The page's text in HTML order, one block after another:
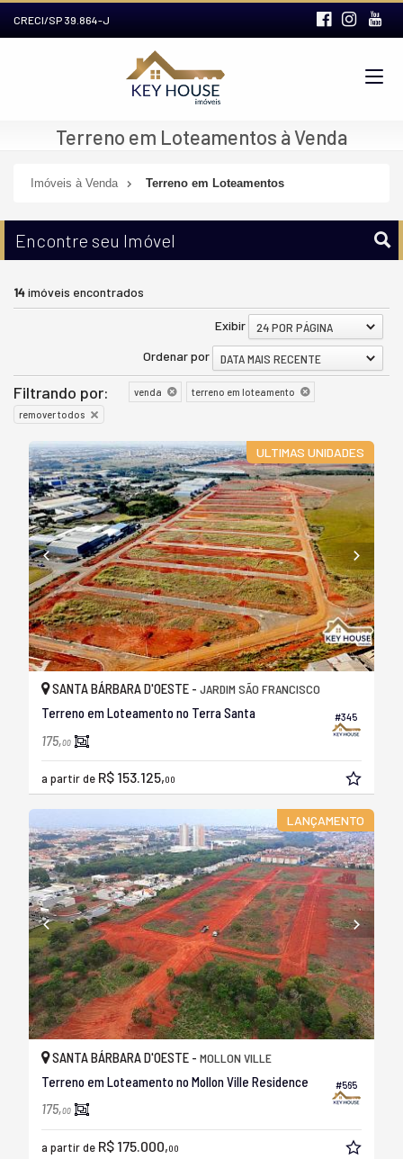
CRECI/SP 39.864-J
Terreno em Loteamentos à Venda
Imóveis à Venda Terreno em Loteamentos
Encontre seu Imóvel
14imóveis encontrados
Exibir
24 POR PÁGINA
Ordenar por
DATA MAIS RECENTE
Filtrando por: venda
terreno em loteamento
remover todos
ULTIMAS UNIDADES
#345
SANTA BÁRBARA D'OESTE - JARDIM SÃO FRANCISCO
Terreno em Loteamento no Terra Santa
175,00
a partir de R$ 153.125,00
LANÇAMENTO
#565
SANTA BÁRBARA D'OESTE - MOLLON VILLE
Terreno em Loteamento no Mollon Ville Residence
175,00
a partir de R$ 175.000,00